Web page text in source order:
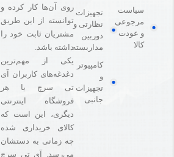
سیاست
مرجوعی
و عودت
کالا
تجهیزات
نظارتی و
دوربین
مداربسته
کامپیوتر
و
تجهیزات
جانبی
روی آن‌ها کار کرده و
توانسته از این طریق
مشتریان ثابت خود را
داشته باشد.
یکی از مهم‌ترین
دغدغه‌های کاربران آی
تی سرچ یا هر
فروشگاه‌ اینترنتی
دیگری، این است که
کالای خریداری شده
چه زمانی به دستشان
می‌رسد. آی تی سرچ